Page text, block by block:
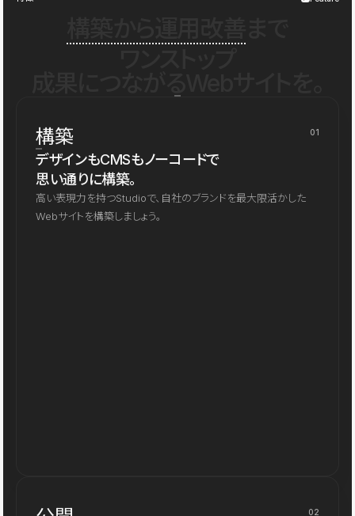
構築 01
デザインもCMSもノーコードで
思い通りに構築。
高い表現力を持つStudioで、自社のブランドを最大限活かした
Webサイトを構築しましょう。
02